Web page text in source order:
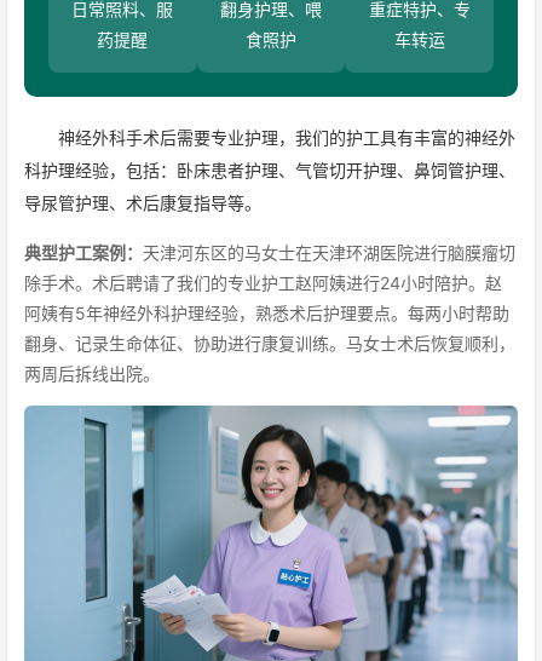
日常照料、服
药提醒
翻身护理、喂
食照护
重症特护、专
车转运
神经外科手术后需要专业护理，我们的护工具有丰富的神经外
科护理经验，包括：卧床患者护理、气管切开护理、鼻饲管护理、
导尿管护理、术后康复指导等。
典型护工案例： 天津河东区的马女士在天津环湖医院进行脑膜瘤切
除手术。术后聘请了我们的专业护工赵阿姨进行24小时陪护。赵
阿姨有5年神经外科护理经验，熟悉术后护理要点。每两小时帮助
翻身、记录生命体征、协助进行康复训练。马女士术后恢复顺利，
两周后拆线出院。